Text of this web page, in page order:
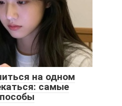
на одном
самые